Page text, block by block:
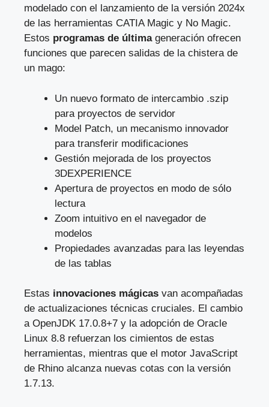
modelado con el lanzamiento de la versión 2024x
de las herramientas CATIA Magic y No Magic.
Estos programas de últimageneración ofrecen
funciones que parecen salidas de la chistera de
un mago:
Un nuevo formato de intercambio .szip
para proyectos de servidor
Model Patch, un mecanismo innovador
para transferir modificaciones
Gestión mejorada de los proyectos
3DEXPERIENCE
Apertura de proyectos en modo de sólo
lectura
Zoom intuitivo en el navegador de
modelos
Propiedades avanzadas para las leyendas
de las tablas
Estas innovaciones mágicas van acompañadas
de actualizaciones técnicas cruciales. El cambio
a OpenJDK 17.0.8+7 y la adopción de Oracle
Linux 8.8 refuerzan los cimientos de estas
herramientas, mientras que el motor JavaScript
de Rhino alcanza nuevas cotas con la versión
1.7.13.